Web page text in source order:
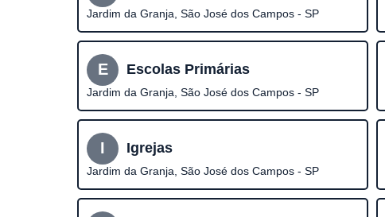
Jardim da Granja, São José dos Campos - SP
E Escolas Primárias
Jardim da Granja, São José dos Campos - SP
I Igrejas
Jardim da Granja, São José dos Campos - SP